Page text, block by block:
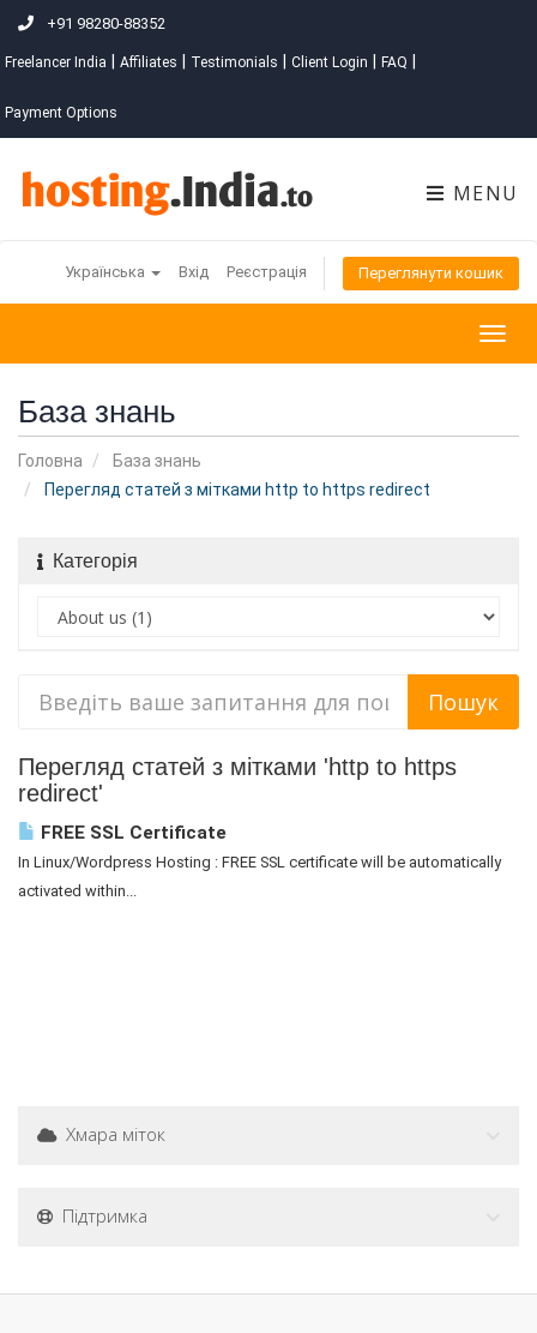
+91 98280-88352
Freelancer India Affiliates Testimonials Client Login FAQ
Payment Options
MENU
Українська Вхід Реєстрація Переглянути кошик
База знань
Головна
База знань
Перегляд статей з мітками http to https redirect
Категорія
Перегляд статей з мітками 'http to https
redirect'
FREE SSL Certificate
In Linux/Wordpress Hosting : FREE SSL certificate will be automatically
activated within...
Хмара міток
Підтримка